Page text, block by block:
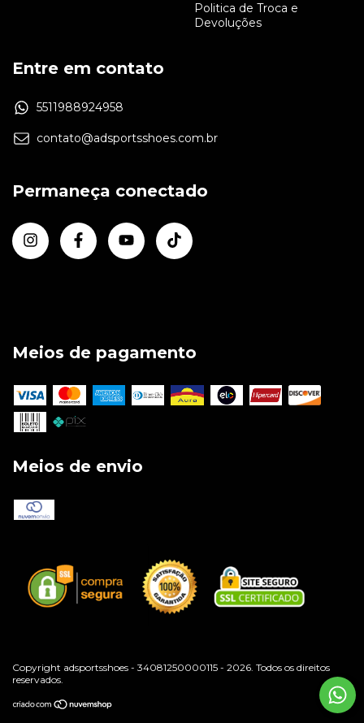
Politica de Troca e
Devoluções
Entre em contato
5511988924958
contato@adsportsshoes.com.br
Permaneça conectado
Meios de pagamento
Meios de envio
Copyright adsportsshoes - 34081250000115 - 2026. Todos os direitos
reservados.